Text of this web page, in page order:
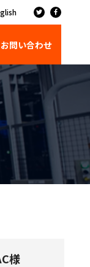
お問い合わせ
様